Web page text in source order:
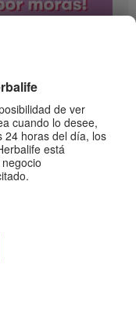
de ver
cuando lo desee,
24 horas del día, los
está
Moras
que le dará impulso a